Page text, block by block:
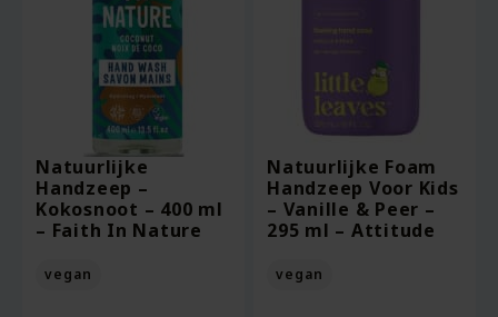
Natuurlijke
Handzeep –
Kokosnoot – 400 ml
– Faith In Nature
vegan
Natuurlijke Foam
Handzeep Voor Kids
– Vanille & Peer –
295 ml – Attitude
vegan